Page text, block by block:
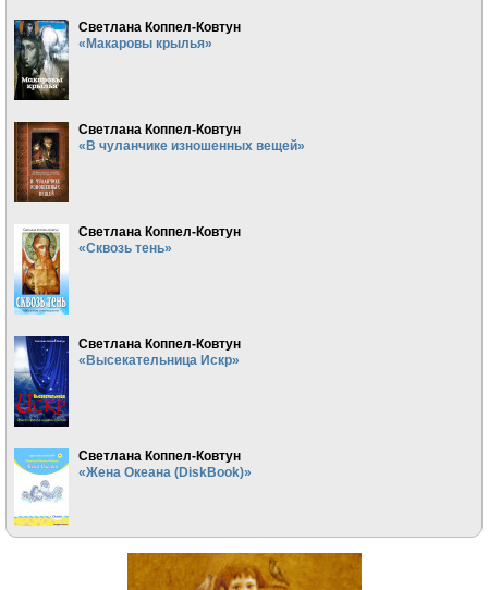
Светлана Коппел-Ковтун
«Макаровы крылья»
Светлана Коппел-Ковтун
«В чуланчике изношенных вещей»
Светлана Коппел-Ковтун
«Сквозь тень»
Светлана Коппел-Ковтун
«Высекательница Искр»
Светлана Коппел-Ковтун
«Жена Океана (DiskBook)»